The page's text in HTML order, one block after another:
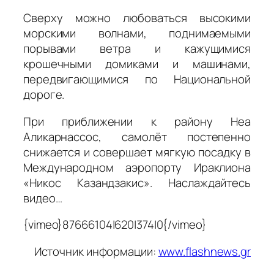
Сверху можно любоваться высокими
морскими волнами, поднимаемыми
порывами ветра и кажущимися
крошечными домиками и машинами,
передвигающимися по Национальной
дороге.
При приближении к району Неа
Аликарнассос, самолёт постепенно
снижается и совершает мягкую посадку в
Международном аэропорту Ираклиона
«Никос Казандзакис». Наслаждайтесь
видео…
{vimeo}87666104|620|374|0{/vimeo}
Источник информации:www.flashnews.gr